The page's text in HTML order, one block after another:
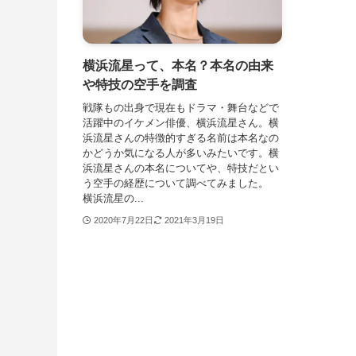
横浜流星って、本名？本名の由来
や特技の空手を調査
戦隊もの出身で現在もドラマ・舞台などで
活躍中のイケメン俳優、横浜流星さん。横
浜流星さんの特徴的すぎる名前は本名なの
かどうか気になる人が多いみたいです。横
浜流星さんの本名についてや、特技だとい
う空手の経歴について調べてみました。
横浜流星の...
2020年7月22日 2021年3月19日